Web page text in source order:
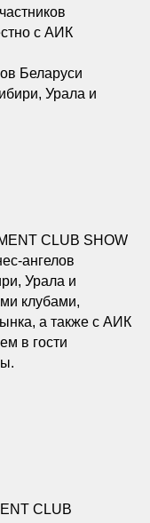
с АИК
Беларуси
Урала и
CLUB SHOW
ангелов
Урала и
клубами,
а также с АИК
в гости
CLUB